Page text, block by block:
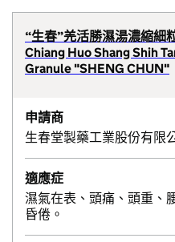
“生春”羌活勝濕湯濃縮細
Chiang Huo Shang Shih
Granule "SHENG CHUN"
申請商
生春堂製藥工業股份有限
適應症
濕氣在表、頭痛、頭重、
昏倦。